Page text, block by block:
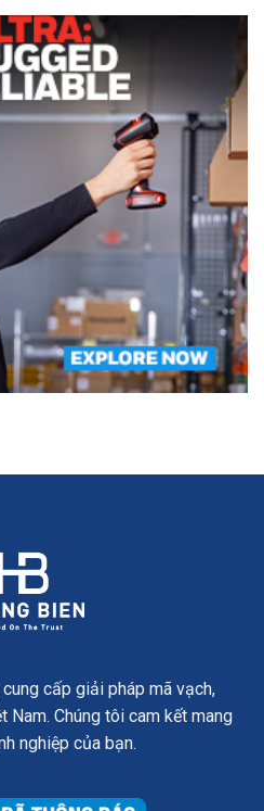
cấp giải pháp mã vạch,
Nam. Chúng tôi cam kết mang
nghiệp của bạn.